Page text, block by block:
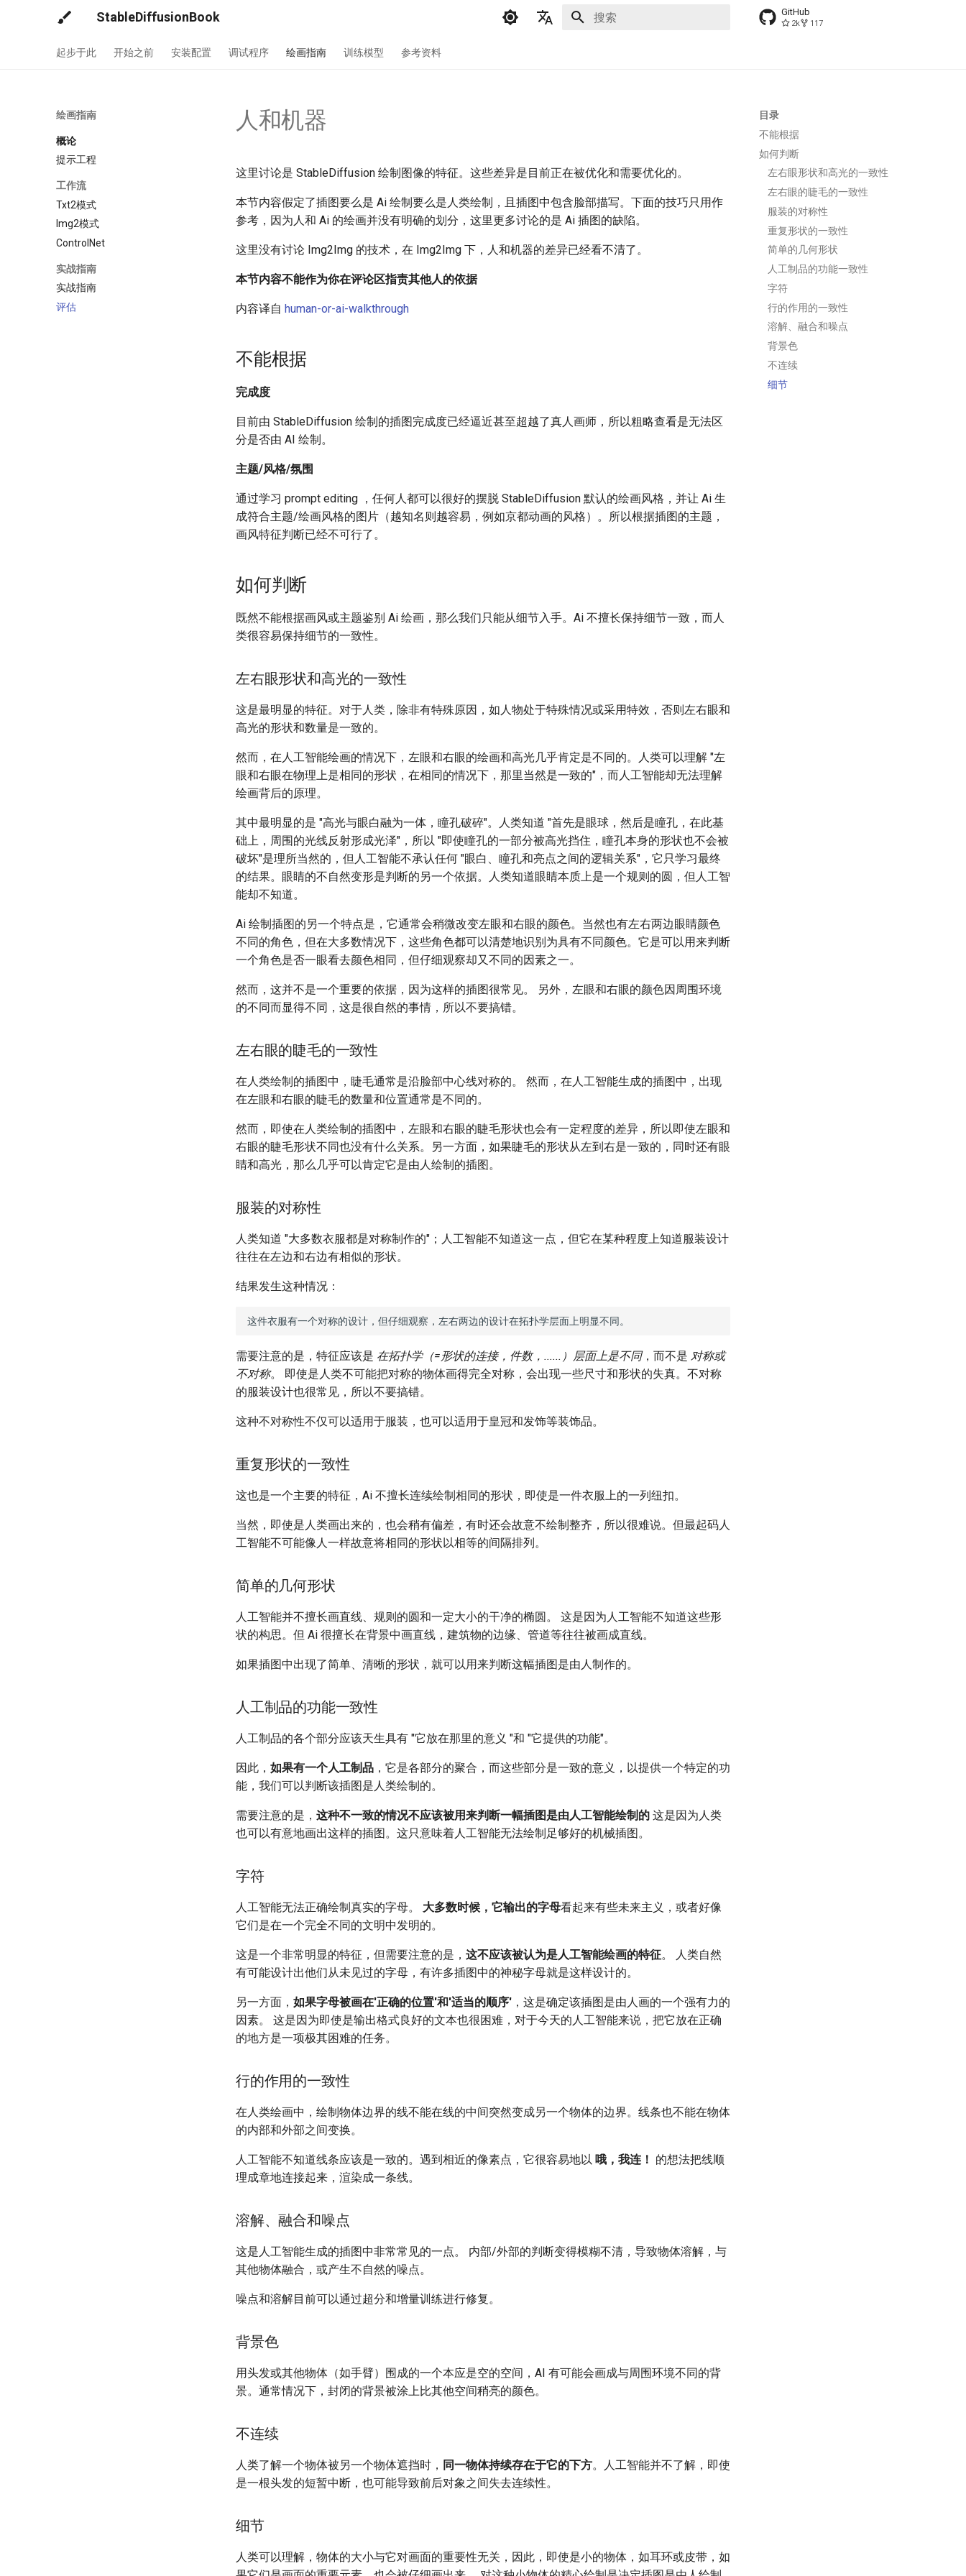
StableDiffusionBook GitHub
2k 117
起步于此 开始之前 安装配置 调试程序 绘画指南 训练模型 参考资料
绘画指南
概论
提示工程
工作流
Txt2模式
Img2模式
ControlNet
实战指南
实战指南
评估
目录
不能根据
如何判断
左右眼形状和高光的一致性
左右眼的睫毛的一致性
服装的对称性
重复形状的一致性
简单的几何形状
人工制品的功能一致性
字符
行的作用的一致性
溶解、融合和噪点
背景色
不连续
细节
人和机器
这里讨论是 StableDiffusion 绘制图像的特征。这些差异是目前正在被优化和需要优化的。
本节内容假定了插图要么是 Ai 绘制要么是人类绘制，且插图中包含脸部描写。下面的技巧只用作
参考，因为人和 Ai 的绘画并没有明确的划分，这里更多讨论的是 Ai 插图的缺陷。
这里没有讨论 Img2Img 的技术，在 Img2Img 下，人和机器的差异已经看不清了。
本节内容不能作为你在评论区指责其他人的依据
内容译自 human-or-ai-walkthrough
不能根据
完成度
目前由 StableDiffusion 绘制的插图完成度已经逼近甚至超越了真人画师，所以粗略查看是无法区
分是否由 AI 绘制。
主题/风格/氛围
通过学习 prompt editing ，任何人都可以很好的摆脱 StableDiffusion 默认的绘画风格，并让 Ai 生
成符合主题/绘画风格的图片（越知名则越容易，例如京都动画的风格）。所以根据插图的主题，
画风特征判断已经不可行了。
如何判断
既然不能根据画风或主题鉴别 Ai 绘画，那么我们只能从细节入手。Ai 不擅长保持细节一致，而人
类很容易保持细节的一致性。
左右眼形状和高光的一致性
这是最明显的特征。对于人类，除非有特殊原因，如人物处于特殊情况或采用特效，否则左右眼和
高光的形状和数量是一致的。
然而，在人工智能绘画的情况下，左眼和右眼的绘画和高光几乎肯定是不同的。人类可以理解 "左
眼和右眼在物理上是相同的形状，在相同的情况下，那里当然是一致的"，而人工智能却无法理解
绘画背后的原理。
其中最明显的是 "高光与眼白融为一体，瞳孔破碎"。人类知道 "首先是眼球，然后是瞳孔，在此基
础上，周围的光线反射形成光泽"，所以 "即使瞳孔的一部分被高光挡住，瞳孔本身的形状也不会被
破坏"是理所当然的，但人工智能不承认任何 "眼白、瞳孔和亮点之间的逻辑关系"，它只学习最终
的结果。眼睛的不自然变形是判断的另一个依据。人类知道眼睛本质上是一个规则的圆，但人工智
能却不知道。
Ai 绘制插图的另一个特点是，它通常会稍微改变左眼和右眼的颜色。当然也有左右两边眼睛颜色
不同的角色，但在大多数情况下，这些角色都可以清楚地识别为具有不同颜色。它是可以用来判断
一个角色是否一眼看去颜色相同，但仔细观察却又不同的因素之一。
然而，这并不是一个重要的依据，因为这样的插图很常见。 另外，左眼和右眼的颜色因周围环境
的不同而显得不同，这是很自然的事情，所以不要搞错。
左右眼的睫毛的一致性
在人类绘制的插图中，睫毛通常是沿脸部中心线对称的。 然而，在人工智能生成的插图中，出现
在左眼和右眼的睫毛的数量和位置通常是不同的。
然而，即使在人类绘制的插图中，左眼和右眼的睫毛形状也会有一定程度的差异，所以即使左眼和
右眼的睫毛形状不同也没有什么关系。另一方面，如果睫毛的形状从左到右是一致的，同时还有眼
睛和高光，那么几乎可以肯定它是由人绘制的插图。
服装的对称性
人类知道 "大多数衣服都是对称制作的"；人工智能不知道这一点，但它在某种程度上知道服装设计
往往在左边和右边有相似的形状。
结果发生这种情况：
需要注意的是，特征应该是 在拓扑学（=形状的连接，件数，......）层面上是不同，而不是 对称或
不对称。 即使是人类不可能把对称的物体画得完全对称，会出现一些尺寸和形状的失真。不对称
的服装设计也很常见，所以不要搞错。
这种不对称性不仅可以适用于服装，也可以适用于皇冠和发饰等装饰品。
重复形状的一致性
这也是一个主要的特征，Ai 不擅长连续绘制相同的形状，即使是一件衣服上的一列纽扣。
当然，即使是人类画出来的，也会稍有偏差，有时还会故意不绘制整齐，所以很难说。但最起码人
工智能不可能像人一样故意将相同的形状以相等的间隔排列。
简单的几何形状
人工智能并不擅长画直线、规则的圆和一定大小的干净的椭圆。 这是因为人工智能不知道这些形
状的构思。但 Ai 很擅长在背景中画直线，建筑物的边缘、管道等往往被画成直线。
如果插图中出现了简单、清晰的形状，就可以用来判断这幅插图是由人制作的。
人工制品的功能一致性
人工制品的各个部分应该天生具有 "它放在那里的意义 "和 "它提供的功能"。
因此， 如果有一个人工制品 ，它是各部分的聚合，而这些部分是一致的意义，以提供一个特定的功
能，我们可以判断该插图是人类绘制的。
需要注意的是， 这种不一致的情况不应该被用来判断一幅插图是由人工智能绘制的 这是因为人类
也可以有意地画出这样的插图。这只意味着人工智能无法绘制足够好的机械插图。
字符
人工智能无法正确绘制真实的字母。 大多数时候，它输出的字母看起来有些未来主义，或者好像
它们是在一个完全不同的文明中发明的。
这是一个非常明显的特征，但需要注意的是， 这不应该被认为是人工智能绘画的特征。 人类自然
有可能设计出他们从未见过的字母，有许多插图中的神秘字母就是这样设计的。
另一方面， 如果字母被画在'正确的位置'和'适当的顺序' ，这是确定该插图是由人画的一个强有力的
因素。 这是因为即使是输出格式良好的文本也很困难，对于今天的人工智能来说，把它放在正确
的地方是一项极其困难的任务。
行的作用的一致性
在人类绘画中，绘制物体边界的线不能在线的中间突然变成另一个物体的边界。线条也不能在物体
的内部和外部之间变换。
人工智能不知道线条应该是一致的。遇到相近的像素点，它很容易地以 哦，我连！ 的想法把线顺
理成章地连接起来，渲染成一条线。
溶解、融合和噪点
这是人工智能生成的插图中非常常见的一点。 内部/外部的判断变得模糊不清，导致物体溶解，与
其他物体融合，或产生不自然的噪点。
噪点和溶解目前可以通过超分和增量训练进行修复。
背景色
用头发或其他物体（如手臂）围成的一个本应是空的空间，AI 有可能会画成与周围环境不同的背
景。通常情况下，封闭的背景被涂上比其他空间稍亮的颜色。
不连续
人类了解一个物体被另一个物体遮挡时， 同一物体持续存在于它的下方。人工智能并不了解，即使
是一根头发的短暂中断，也可能导致前后对象之间失去连续性。
细节
人类可以理解，物体的大小与它对画面的重要性无关，因此，即使是小的物体，如耳环或皮带，如